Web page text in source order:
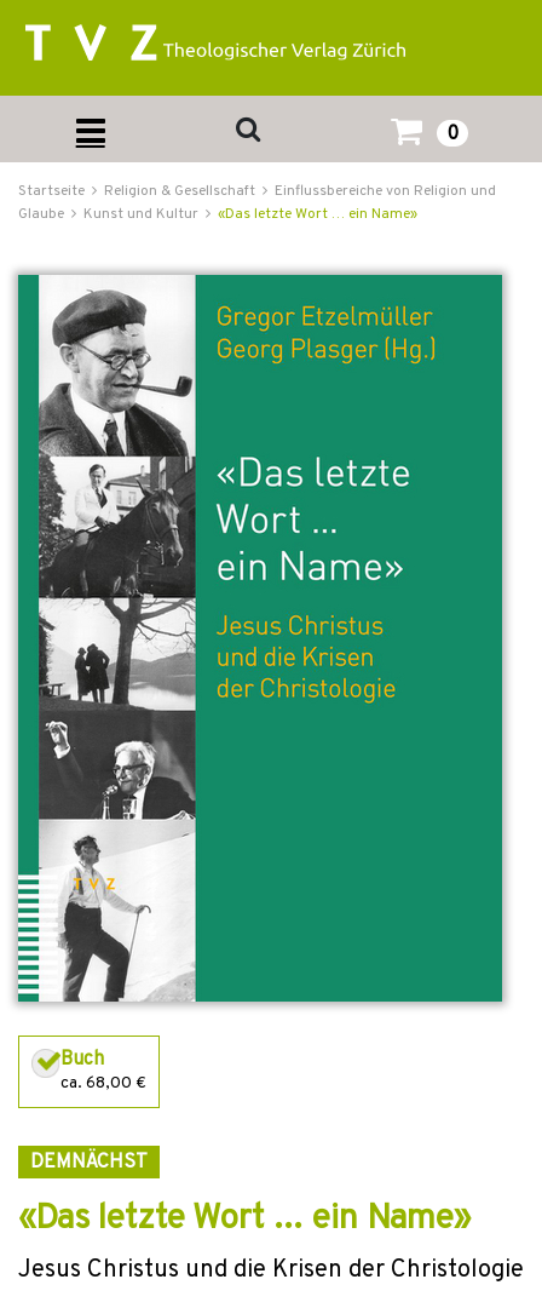
0
Startseite Religion & Gesellschaft
Einflussbereiche von Religion und
Glaube
Kunst und Kultur «Das letzte Wort … ein Name»
Buch
ca. 68,00 €
DEMNÄCHST
«Das letzte Wort … ein Name»
Jesus Christus und die Krisen der Christologie